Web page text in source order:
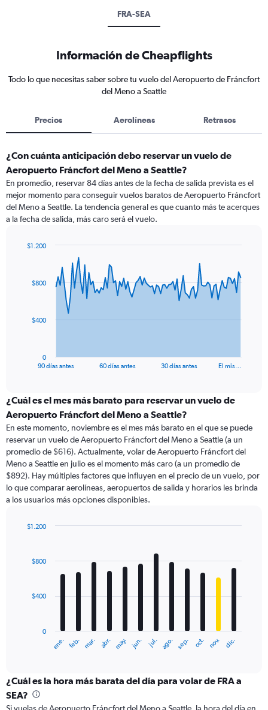
FRA-SEA
Información de Cheapflights
Todo lo que necesitas saber sobre tu vuelo del Aeropuerto de Fráncfort
del Meno a Seattle
Precios Aerolíneas Retrasos
¿Con cuánta anticipación debo reservar un vuelo de
Aeropuerto Fráncfort del Meno a Seattle?
En promedio, reservar 84 días antes de la fecha de salida prevista es el
mejor momento para conseguir vuelos baratos de Aeropuerto Fráncfort
del Meno a Seattle. La tendencia general es que cuanto más te acerques
a la fecha de salida, más caro será el vuelo.
data
The
categories.
Range:
91
categories.
The
chart
has
1
Y
axis
values.
90 días antes 60 días antes 30 días antes El mis…
0
$400
$800
$1.200
¿Cuál es el mes más barato para reservar un vuelo de
Aeropuerto Fráncfort del Meno a Seattle?
En este momento, noviembre es el mes más barato en el que se puede
reservar un vuelo de Aeropuerto Fráncfort del Meno a Seattle (a un
promedio de $616). Actualmente, volar de Aeropuerto Fráncfort del
Meno a Seattle en julio es el momento más caro (a un promedio de
$892). Hay múltiples factores que influyen en el precio de un vuelo, por
lo que comparar aerolíneas, aeropuertos de salida y horarios les brinda
a los usuarios más opciones disponibles.
with
The
categories.
Range:
12
ene. feb. mar. abr. may. jun. jul. ago. sep. oct. nov. dic.
0
$400
$800
$1.200
¿Cuál es la hora más barata del día para volar de FRA a
SEA?